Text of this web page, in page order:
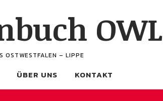
OWL
OSTWESTFALEN – LIPPE
ÜBER UNS KONTAKT